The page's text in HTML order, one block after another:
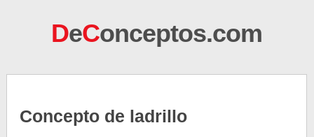
DeConceptos.com
Concepto de ladrillo